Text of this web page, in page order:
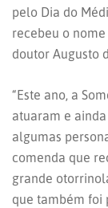
pelo Dia do
recebeu o
doutor Augusto
“Este ano, a
atuaram e
algumas
comenda que
grande
que também foi